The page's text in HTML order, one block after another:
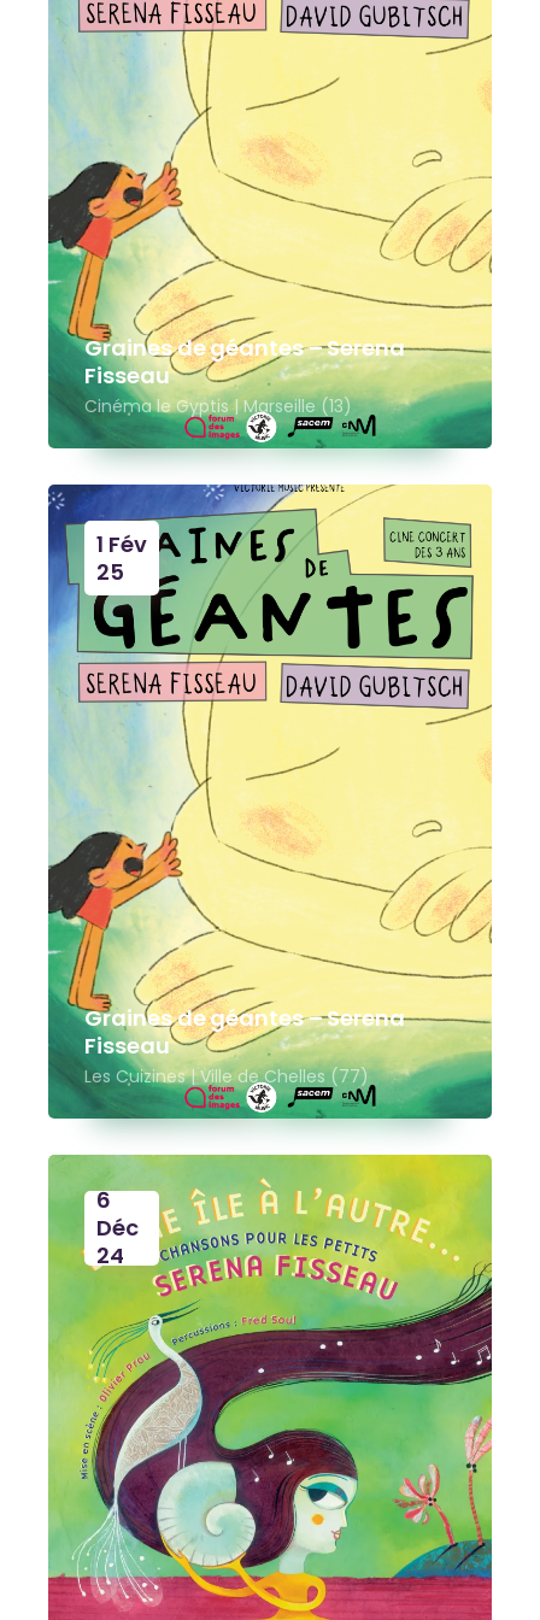
Graines de géantes – Serena
Fisseau
Cinéma le Gyptis | Marseille (13)
1 Fév
25
Graines de géantes – Serena
Fisseau
Les Cuizines | Ville de Chelles (77)
6
Déc
24